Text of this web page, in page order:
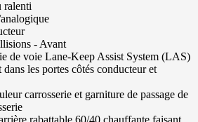
ralenti
- Avant
de voie Lane-Keep Assist System (LAS)
les portes côtés conducteur et
carrosserie et garniture de passage de